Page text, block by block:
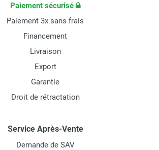
Paiement sécurisé
Paiement 3x sans frais
Financement
Livraison
Export
Garantie
Droit de rétractation
Service Après-Vente
Demande de SAV